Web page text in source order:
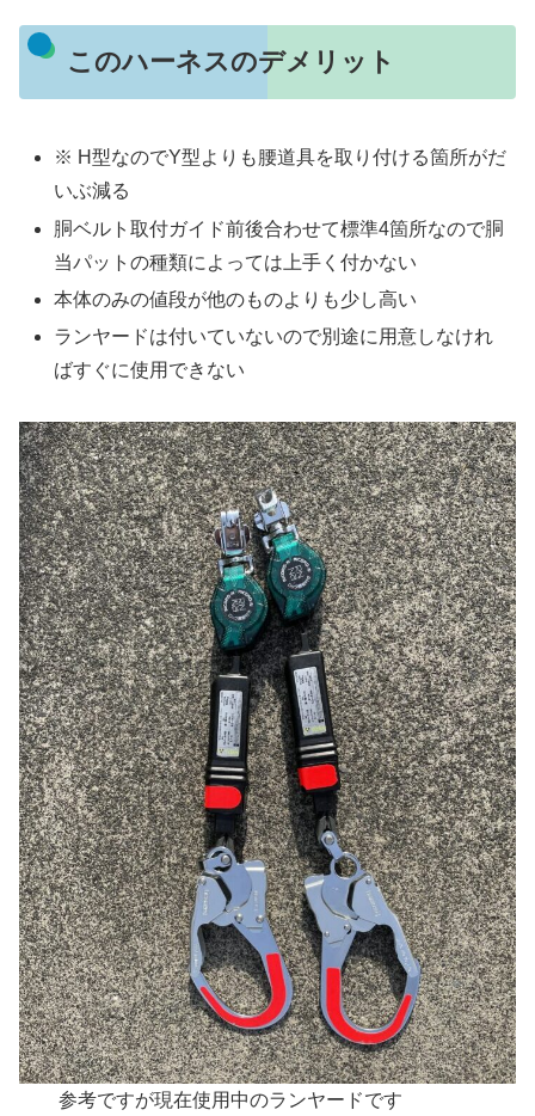
このハーネスのデメリット
※ H型なのでY型よりも腰道具を取り付ける箇所がだ
いぶ減る
胴ベルト取付ガイド前後合わせて標準4箇所なので胴
当パットの種類によっては上手く付かない
本体のみの値段が他のものよりも少し高い
ランヤードは付いていないので別途に用意しなけれ
ばすぐに使用できない
参考ですが現在使用中のランヤードです